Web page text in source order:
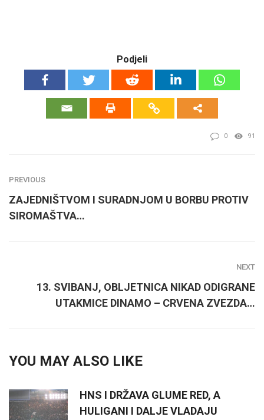
Podjeli
0 91
PREVIOUS
ZAJEDNIŠTVOM I SURADNJOM U BORBU PROTIV
SIROMAŠTVA…
NEXT
13. SVIBANJ, OBLJETNICA NIKAD ODIGRANE
UTAKMICE DINAMO – CRVENA ZVEZDA…
YOU MAY ALSO LIKE
HNS I DRŽAVA GLUME RED, A
HULIGANI I DALJE VLADAJU